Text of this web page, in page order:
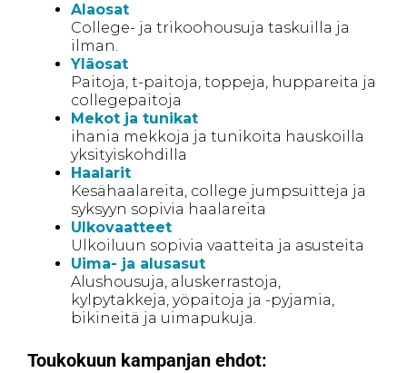
Alaosat
College- ja trikoohousuja taskuilla ja
ilman.
Yläosat
Paitoja, t-paitoja, toppeja, huppareita ja
collegepaitoja
Mekot ja tunikat
ihania mekkoja ja tunikoita hauskoilla
yksityiskohdilla
Haalarit
Kesähaalareita, college jumpsuitteja ja
syksyyn sopivia haalareita
Ulkovaatteet
Ulkoiluun sopivia vaatteita ja asusteita
Uima- ja alusasut
Alushousuja, aluskerrastoja,
kylpytakkeja, yöpaitoja ja -pyjamia,
bikineitä ja uimapukuja.
Toukokuun kampanjan ehdot: